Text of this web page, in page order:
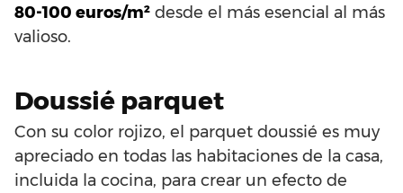
80-100 euros/m² desde el más esencial al más
valioso.
Doussié parquet
Con su color rojizo, el parquet doussié es muy
apreciado en todas las habitaciones de la casa,
incluida la cocina, para crear un efecto de